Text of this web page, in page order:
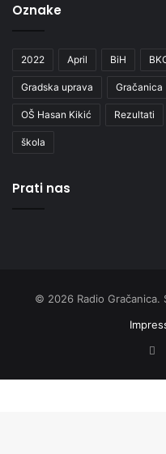
Oznake
2022 April BiH
Gradska uprava Gračanica
OŠ Hasan Kikić Rezultati
škola
Prati nas
© 2026 Radio Gračanica.